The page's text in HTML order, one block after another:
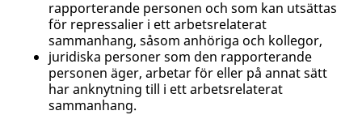
rapporterande personen och som kan utsättas
för repressalier i ett arbetsrelaterat
sammanhang, såsom anhöriga och kollegor,
juridiska personer som den rapporterande
personen äger, arbetar för eller på annat sätt
har anknytning till i ett arbetsrelaterat
sammanhang.